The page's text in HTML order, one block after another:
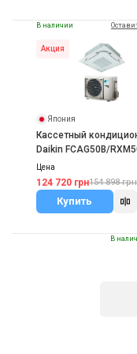
В наличии
Акция
Япония
Кассетный
Daikin FCAG50B/
Цена
124 720 грн154 898 грн
Купить
В